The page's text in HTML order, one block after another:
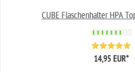
CUBE Flaschenhalter HPA
14,95 EUR*